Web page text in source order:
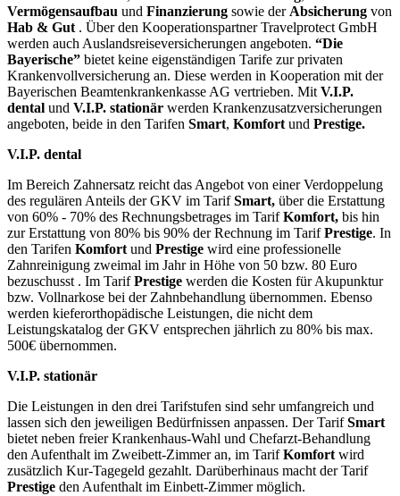
Vermögensaufbau und Finanzierung sowie der Absicherung von
Hab & Gut . Über den Kooperationspartner Travelprotect GmbH
werden auch Auslandsreiseversicherungen angeboten. “Die
Bayerische” bietet keine eigenständigen Tarife zur privaten
Krankenvollversicherung an. Diese werden in Kooperation mit der
Bayerischen Beamtenkrankenkasse AG vertrieben. Mit V.I.P.
dental und V.I.P. stationär werden Krankenzusatzversicherungen
angeboten, beide in den Tarifen Smart, Komfort und Prestige.
V.I.P. dental
Im Bereich Zahnersatz reicht das Angebot von einer Verdoppelung
des regulären Anteils der GKV im TarifSmart, über die Erstattung
von 60% - 70% des Rechnungsbetrages im TarifKomfort, bis hin
zur Erstattung von 80% bis 90% der Rechnung im TarifPrestige. In
den Tarifen Komfort und Prestige wird eine professionelle
Zahnreinigung zweimal im Jahr in Höhe von 50 bzw. 80 Euro
bezuschusst . Im TarifPrestige werden die Kosten für Akupunktur
bzw. Vollnarkose bei der Zahnbehandlung übernommen. Ebenso
werden kieferorthopädische Leistungen, die nicht dem
Leistungskatalog der GKV entsprechen jährlich zu 80% bis max.
500€ übernommen.
V.I.P. stationär
Die Leistungen in den drei Tarifstufen sind sehr umfangreich und
lassen sich den jeweiligen Bedürfnissen anpassen. Der TarifSmart
bietet neben freier Krankenhaus-Wahl und Chefarzt-Behandlung
den Aufenthalt im Zweibett-Zimmer an, im TarifKomfort wird
zusätzlich Kur-Tagegeld gezahlt. Darüberhinaus macht der Tarif
Prestige den Aufenthalt im Einbett-Zimmer möglich.